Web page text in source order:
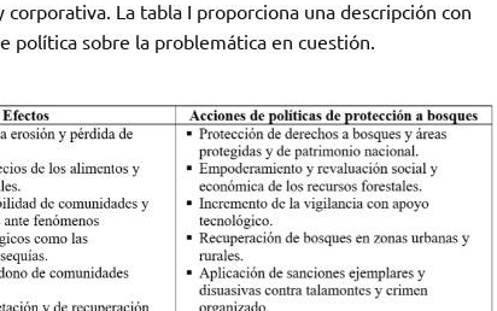
La tabla I proporciona una descripción con
política sobre la problemática en cuestión.